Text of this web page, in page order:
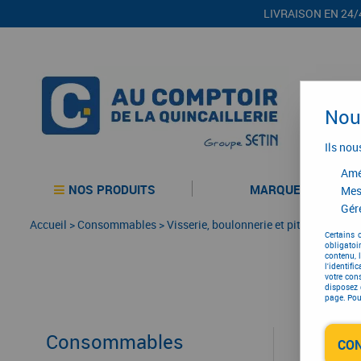
LIVRAISON EN 24/
NOS PRODUITS MARQUES
Accueil >Consommables >Visserie, boulonnerie et pitonnerie
Consommables
Ils
Certains
contenu,
votre
disposez
page.